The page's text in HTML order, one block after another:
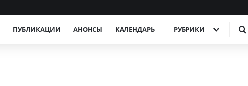
ПУБЛИКАЦИИ АНОНСЫ КАЛЕНДАРЬ РУБРИКИ